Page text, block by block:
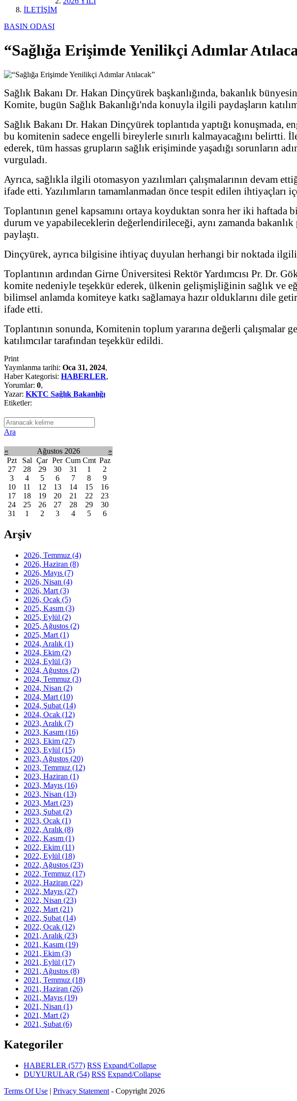
İLETİŞİM
BASIN ODASI
“Sağlığa Erişimde Yenilikçi Adımlar
Sağlık Bakanı Dr. Hakan Dinçyürek başkanlığında, bakanlık
Komite, bugün Sağlık Bakanlığı'nda konuyla ilgili paydaşların
Sağlık Bakanı Dr. Hakan Dinçyürek toplantıda yaptığı
bu komitenin sadece engelli bireylerle sınırlı kalmayacağını belirtti.
ederek, tüm hassas grupların sağlık erişiminde yaşadığı sorunların
vurguladı.
Ayrıca, sağlıkla ilgili otomasyon yazılımları çalışmalarının devam
ifade etti. Yazılımların tamamlanmadan önce tespit edilen
Toplantının genel kapsamını ortaya koyduktan sonra her iki
durum ve yapabileceklerin değerlendirileceği, aynı zamanda
paylaştı.
Dinçyürek, ayrıca bilgisine ihtiyaç duyulan herhangi bir noktada ilgili
Toplantının ardından Girne Üniversitesi Rektör Yardımcısı Pr. Dr.
komite nedeniyle teşekkür ederek, ülkenin gelişmişliğinin sağlık ve
bilimsel anlamda komiteye katkı sağlamaya hazır olduklarını dile
ifade etti.
Toplantının sonunda, Komitenin toplum yararına değerli çalışmalar
katılımcılar tarafından teşekkür edildi.
Print
Yayınlanma tarihi: Oca 31, 2024,
Haber Kategorisi: HABERLER,
Yorumlar: 0,
Yazar: KKTC Sağlık Bakanlığı
Etiketler:
Ara
« Ağustos 2026
»
Pzt
Sal Çar Per Cum Cmt Paz
27
28 29 30 31 1
2
3
4 5 6 7 8
9
10
11 12 13 14 15
16
17
18 19 20 21 22
23
24
25 26 27 28 29
30
31
1 2 3 4 5 6
Arşiv
2026, Temmuz (4)
2026, Haziran (8)
2026, Mayıs (7)
2026, Nisan (4)
2026, Mart (3)
2026, Ocak (5)
2025, Kasım (3)
2025, Eylül (2)
2025, Ağustos (2)
2025, Mart (1)
2024, Aralık (1)
2024, Ekim (2)
2024, Eylül (3)
2024, Ağustos (2)
2024, Temmuz (3)
2024, Nisan (2)
2024, Mart (10)
2024, Şubat (14)
2024, Ocak (12)
2023, Aralık (7)
2023, Kasım (16)
2023, Ekim (27)
2023, Eylül (15)
2023, Ağustos (20)
2023, Temmuz (12)
2023, Haziran (1)
2023, Mayıs (16)
2023, Nisan (13)
2023, Mart (23)
2023, Şubat (2)
2023, Ocak (1)
2022, Aralık (8)
2022, Kasım (1)
2022, Ekim (11)
2022, Eylül (18)
2022, Ağustos (23)
2022, Temmuz (17)
2022, Haziran (22)
2022, Mayıs (27)
2022, Nisan (23)
2022, Mart (21)
2022, Şubat (14)
2022, Ocak (12)
2021, Aralık (23)
2021, Kasım (19)
2021, Ekim (3)
2021, Eylül (17)
2021, Ağustos (8)
2021, Temmuz (18)
2021, Haziran (26)
2021, Mayıs (19)
2021, Nisan (1)
2021, Mart (2)
2021, Şubat (6)
Kategoriler
HABERLER (577) RSS Expand/Collapse
DUYURULAR (54) RSS Expand/Collapse
Terms Of Use | Privacy Statement - Copyright 2026